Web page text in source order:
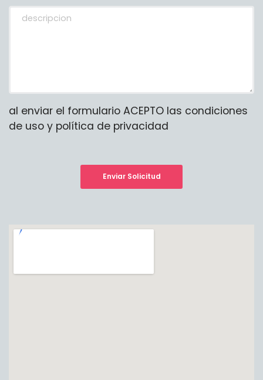
al enviar el formulario ACEPTO las condiciones
de uso y política de privacidad
Enviar Solicitud